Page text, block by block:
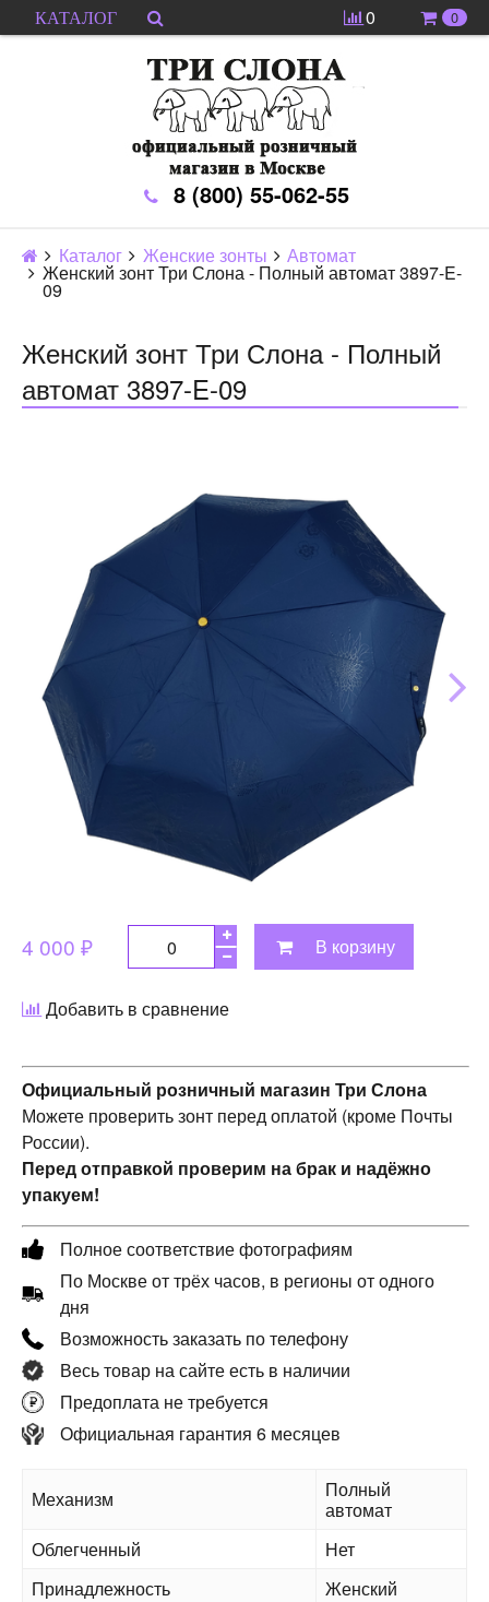
КАТАЛОГ 0 0
8 (800) 55-062-55
Каталог Женские зонты Автомат
Женский зонт Три Слона - Полный автомат 3897-E-
09
Женский зонт Три Слона - Полный
автомат 3897-E-09
4 000 ₽ В корзину
Добавить в сравнение
Официальный розничный магазин Три Слона
Можете проверить зонт перед оплатой (кроме Почты
России).
Перед отправкой проверим на брак и надёжно
упакуем!
Полное соответствие фотографиям
По Москве от трёх часов, в регионы от одного
дня
Возможность заказать по телефону
Весь товар на сайте есть в наличии
Предоплата не требуется
Официальная гарантия 6 месяцев
Механизм
Полный
автомат
Облегченный
Нет
Принадлежность
Женский